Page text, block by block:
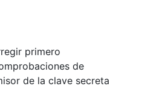
primero
de
de la clave secreta